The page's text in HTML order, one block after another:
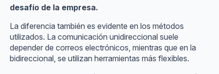
desafío de la empresa.
La diferencia también es evidente en los métodos
utilizados. La comunicación unidireccional suele
depender de correos electrónicos, mientras que en la
bidireccional, se utilizan herramientas más flexibles.